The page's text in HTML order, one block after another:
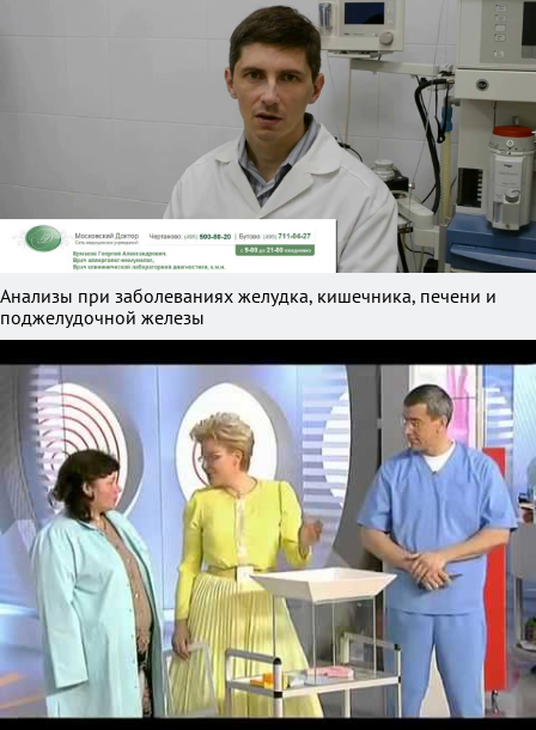
Анализы при заболеваниях желудка, кишечника, печени и
поджелудочной железы